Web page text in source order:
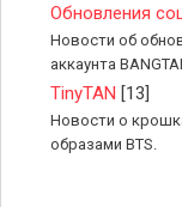
Обновления
Новости об
аккаунта
TinyTAN [13]
Новости о
образами BTS.